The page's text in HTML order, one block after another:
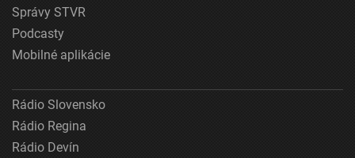
Správy STVR
Podcasty
Mobilné aplikácie
Rádio Slovensko
Rádio Regina
Rádio Devín